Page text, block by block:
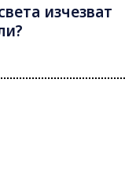
изчезват